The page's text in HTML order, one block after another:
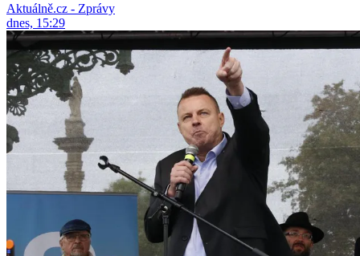
Aktuálně.cz - Zprávy
dnes, 15:29